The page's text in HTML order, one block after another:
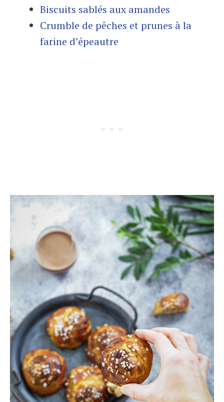
Biscuits sablés aux amandes
Crumble de pêches et prunes à la
farine d’épeautre